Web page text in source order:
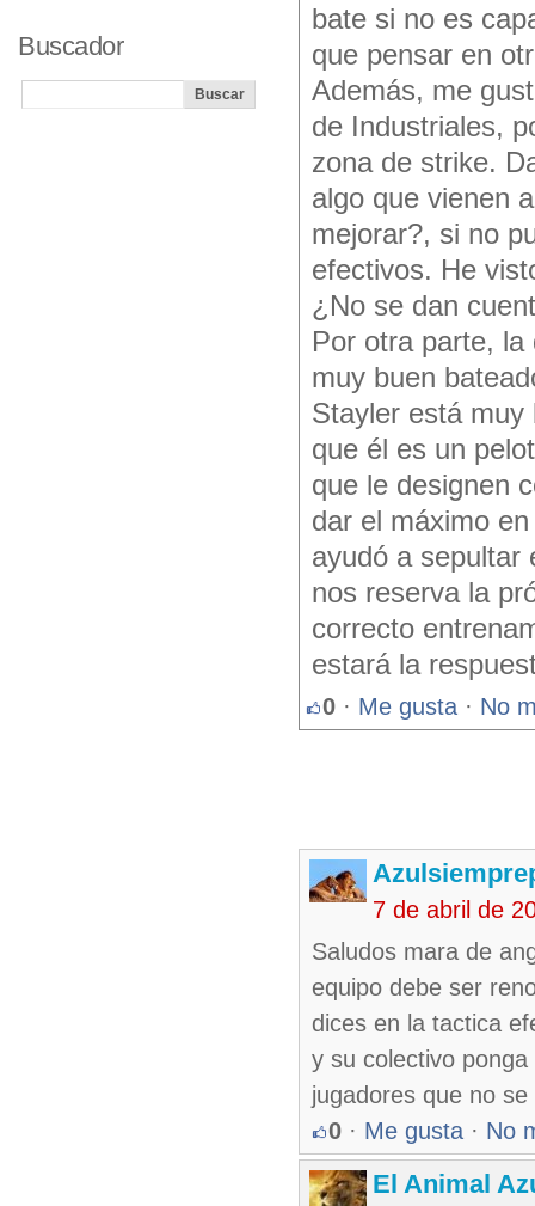
bate si no es
que pensar en
Además, me
de Industriales,
zona de strike.
algo que vienen
mejorar?, si no
efectivos. He
¿No se dan
Por otra parte, la
muy buen
Stayler está muy
que él es un
que le designen
dar el máximo
ayudó a sepultar
nos reserva la
correcto
estará la
0 · Me gusta · No
7 de abril de
Saludos mara de
equipo debe ser
dices en la tactica
y su colectivo
jugadores que no
0 · Me gusta · No
El Animal
Buscador